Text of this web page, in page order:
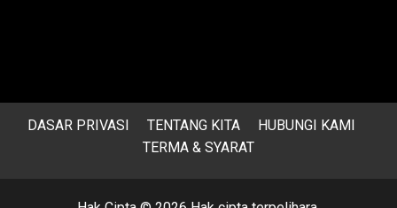
DASAR PRIVASI TENTANG KITA
HUBUNGI KAMI
TERMA & SYARAT